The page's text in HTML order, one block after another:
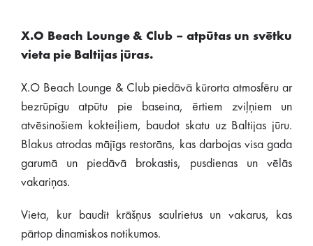
X.O Beach Lounge & Club – atpūtas un svētku
vieta pie Baltijas jūras.
X.O Beach Lounge & Club piedāvā kūrorta atmosfēru ar
bezrūpīgu atpūtu pie baseina, ērtiem zviļņiem un
atvēsinošiem kokteiļiem, baudot skatu uz Baltijas jūru.
Blakus atrodas mājīgs restorāns, kas darbojas visa gada
garumā un piedāvā brokastis, pusdienas un vēlās
vakariņas.
Vieta, kur baudīt krāšņus saulrietus un vakarus, kas
pārtop dinamiskos notikumos.